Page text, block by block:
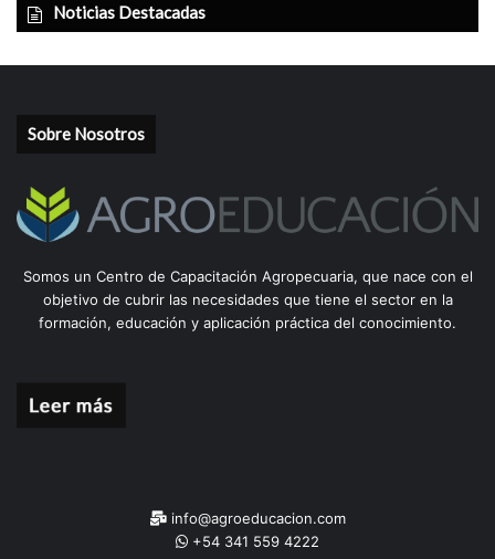
Noticias Destacadas
Sobre Nosotros
Somos un Centro de Capacitación Agropecuaria, que nace con el
objetivo de cubrir las necesidades que tiene el sector en la
formación, educación y aplicación práctica del conocimiento.
info@agroeducacion.com
+54 341 559 4222